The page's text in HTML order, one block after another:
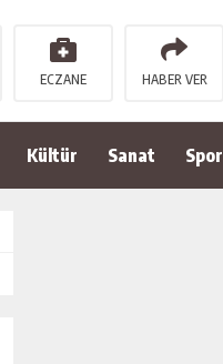
ECZANE HABER VER
Kültür Sanat Spor